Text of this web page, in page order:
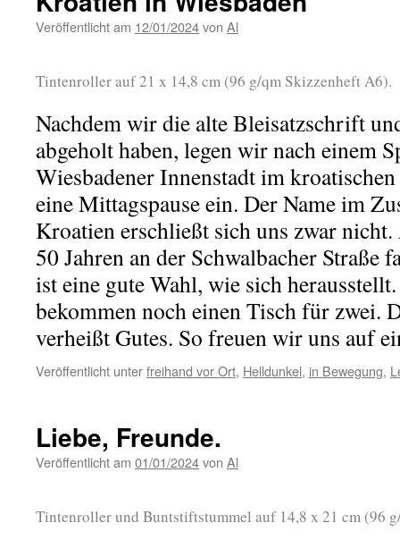
Veröffentlicht am 12/01/2024von Al
Tintenroller auf 21 x 14,8 cm (96 g/qm Skizzenheft A6).
Nachdem wir die alte Bleisatzschrift
abgeholt haben, legen wir nach einem
Wiesbadener Innenstadt im
eine Mittagspause ein. Der Name im
Kroatien erschließt sich uns zwar nicht.
50 Jahren an der Schwalbacher
ist eine gute Wahl, wie sich
bekommen noch einen Tisch für zwei.
verheißt Gutes. So freuen wir uns auf
Veröffentlicht unterfreihand vor Ort, Helldunkel, in Bewegung,
Liebe, Freunde.
Veröffentlicht am 01/01/2024von Al
Tintenroller und Buntstiftstummel auf 14,8 x 21 cm (96